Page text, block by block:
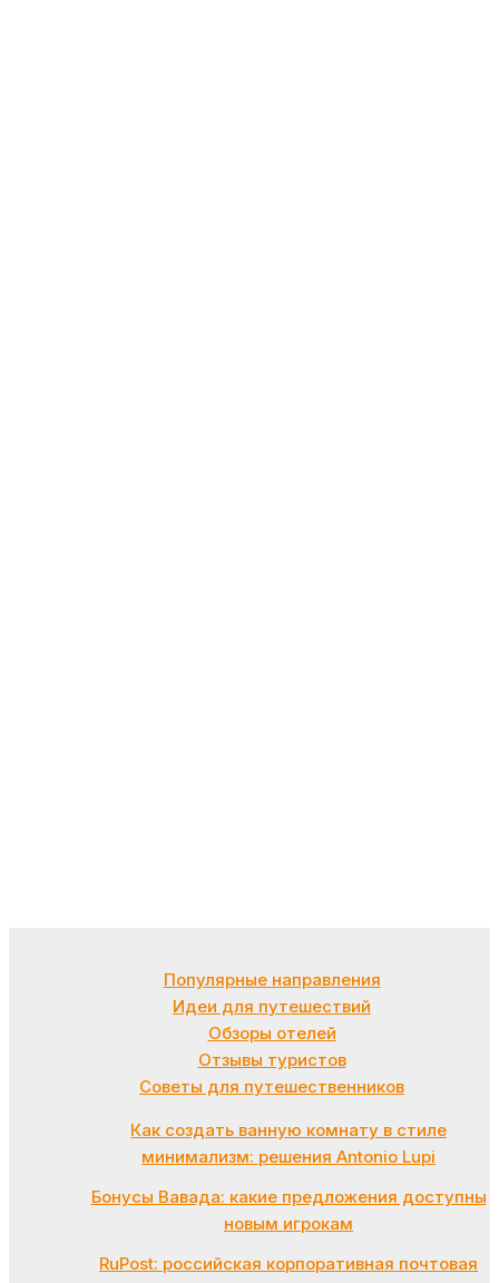
Популярные направления
Идеи для путешествий
Обзоры отелей
Отзывы туристов
Советы для путешественников
Как создать ванную комнату в стиле
минимализм: решения Antonio Lupi
Бонусы Вавада: какие предложения доступны
новым игрокам
RuPost: российская корпоративная почтовая